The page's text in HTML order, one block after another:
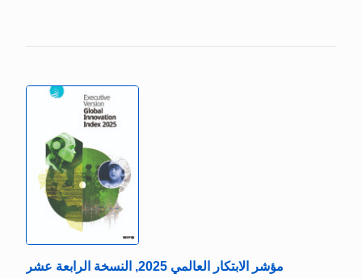
مؤشر الابتكار العالمي 2025, النسخة الرابعة عشر